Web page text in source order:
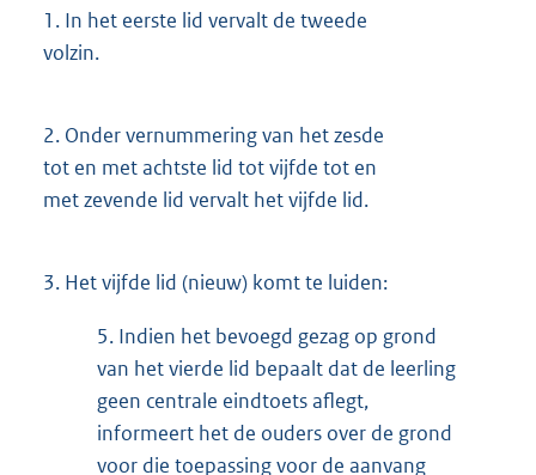
1. In het eerste lid vervalt de tweede
volzin.
2. Onder vernummering van het zesde
tot en met achtste lid tot vijfde tot en
met zevende lid vervalt het vijfde lid.
3. Het vijfde lid (nieuw) komt te luiden:
5. Indien het bevoegd gezag op grond
van het vierde lid bepaalt dat de leerling
geen centrale eindtoets aflegt,
informeert het de ouders over de grond
voor die toepassing voor de aanvang